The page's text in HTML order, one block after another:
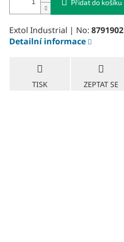
Přidat do košíku
Extol Industrial | No: 8791902
Detailní informace
TISK ZEPTAT SE